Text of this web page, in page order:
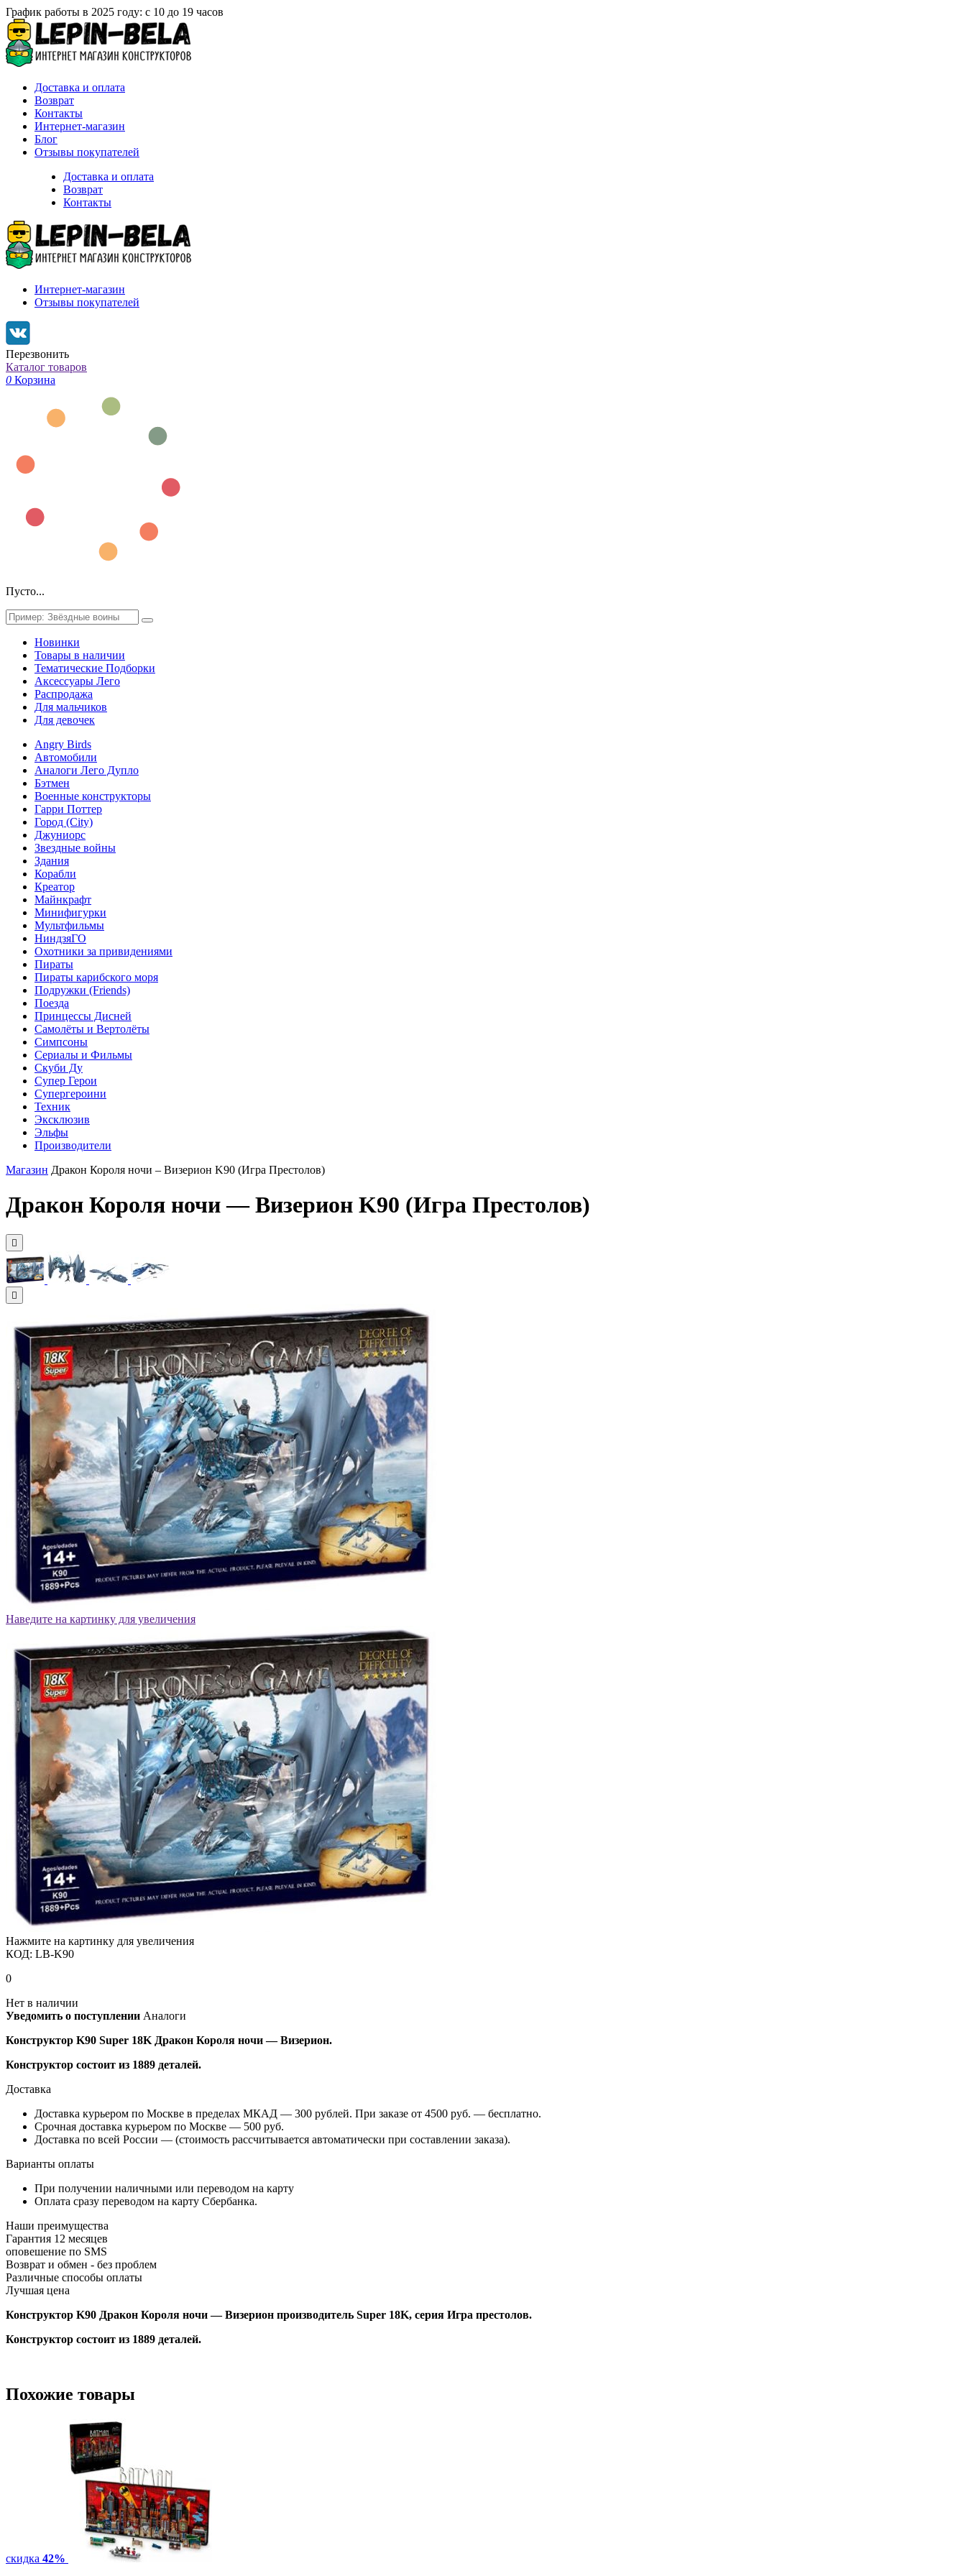
График работы в 2025 году: с 10 до 19 часов
Доставка и оплата
Возврат
Контакты
Интернет-магазин
Блог
Отзывы покупателей
Доставка и оплата
Возврат
Контакты
Интернет-магазин
Отзывы покупателей
Перезвонить
Каталог товаров
0 Корзина
Пусто...
Новинки
Товары в наличии
Тематические Подборки
Аксессуары Лего
Распродажа
Для мальчиков
Для девочек
Angry Birds
Автомобили
Аналоги Лего Дупло
Бэтмен
Военные конструкторы
Гарри Поттер
Город (City)
Джуниорс
Звездные войны
Здания
Корабли
Креатор
Майнкрафт
Минифигурки
Мультфильмы
НиндзяГО
Охотники за привидениями
Пираты
Пираты карибского моря
Подружки (Friends)
Поезда
Принцессы Дисней
Самолёты и Вертолёты
Симпсоны
Сериалы и Фильмы
Скуби Ду
Супер Герои
Супергероини
Техник
Эксклюзив
Эльфы
Производители
Магазин Дракон Короля ночи – Визерион K90 (Игра Престолов)
Дракон Короля ночи — Визерион K90 (Игра Престолов)
Наведите на картинку для увеличения
Нажмите на картинку для увеличения
КОД: LB-K90
0
Нет в наличии
Уведомить о поступлении Аналоги
Конструктор K90 Super 18K Дракон Короля ночи — Визерион.
Конструктор состоит из 1889 деталей.
Доставка
Доставка курьером по Москве в пределах МКАД — 300 рублей. При заказе от 4500 руб. — бесплатно.
Срочная доставка курьером по Москве — 500 руб.
Доставка по всей России — (стоимость рассчитывается автоматически при составлении заказа).
Варианты оплаты
При получении наличными или переводом на карту
Оплата сразу переводом на карту Сбербанка.
Наши преимущества
Гарантия 12 месяцев
оповешение по SMS
Возврат и обмен - без проблем
Различные способы оплаты
Лучшая цена
Конструктор K90 Дракон Короля ночи — Визерион производитель Super 18K, серия Игра престолов.
Конструктор состоит из 1889 деталей.
Похожие товары
скидка 42%